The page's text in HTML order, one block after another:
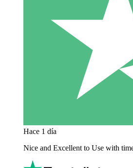
Hace 1 día
Nice and Excellent to Use with